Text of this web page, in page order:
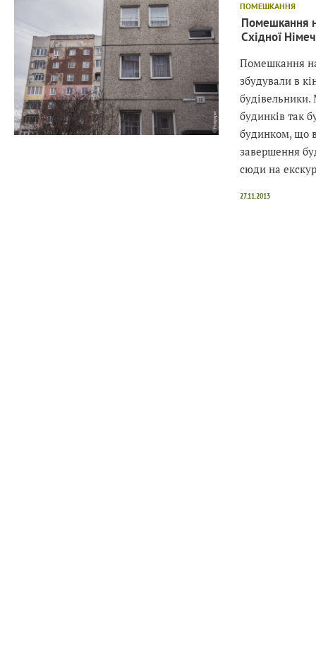
ПОМЕШКАННЯ
Помешкання
Східної
Помешкання
збудували в
будівельники.
будинків так
будинком, що
завершення
сюди на
27.11.2013